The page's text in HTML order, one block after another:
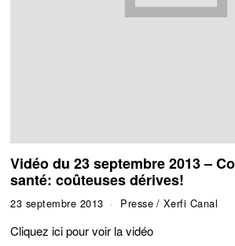
Vidéo du 23 septembre 2013 –
santé: coûteuses dérives!
23 septembre 2013 Presse / Xerfi Canal
Cliquez ici pour voir la vidéo